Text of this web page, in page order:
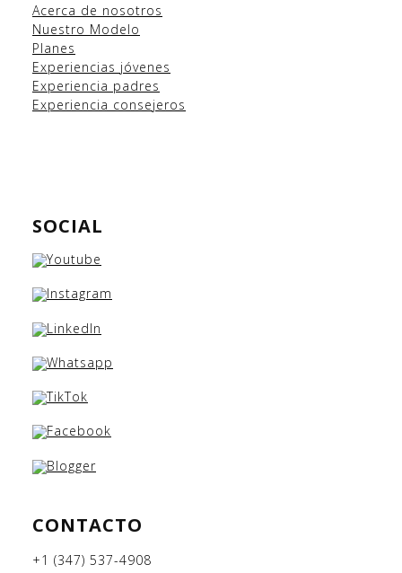
Acerca de nosotros
Nuestro Modelo
Planes
Experiencias jóvenes
Experiencia padres
Experiencia consejeros
SOCIAL
CONTACTO
+1 (347) 537-4908